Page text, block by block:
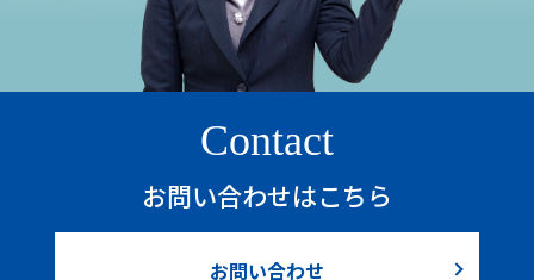
Contact
お問い合わせはこちら
お問い合わせ